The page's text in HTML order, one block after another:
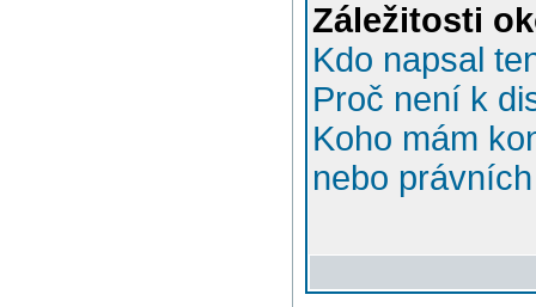
Záležitosti
Kdo napsal
Proč není k
Koho mám
nebo